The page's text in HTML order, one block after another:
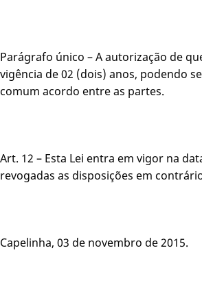
Parágrafo único – A autorização de
vigência de 02 (dois) anos, podendo
comum acordo entre as partes.
Art. 12 – Esta Lei entra em vigor na
revogadas as disposições em
Capelinha, 03 de novembro de 2015.